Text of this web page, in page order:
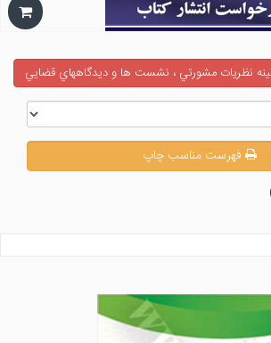
نظريات مشورتي ، نشست ها و ديدگاههاي قضايي
فهرست مناسب چاپ